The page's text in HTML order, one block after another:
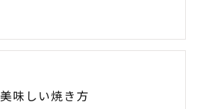
美味しい焼き方